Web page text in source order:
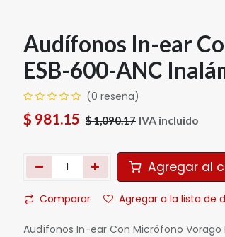
Audífonos In-ear
ESB-600-ANC
(0 reseña)
$ 981.15 $1,090.17 IVA incluido
Agregar al
Comparar Agregar a la lista de
Audífonos In-ear Con Micrófono